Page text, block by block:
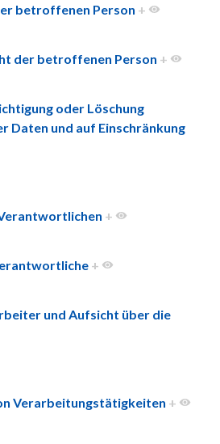
betroffenen Person +
der betroffenen Person +
oder Löschung
Daten und auf Einschränkung
+
+
und Aufsicht über die
Verarbeitungstätigkeiten +